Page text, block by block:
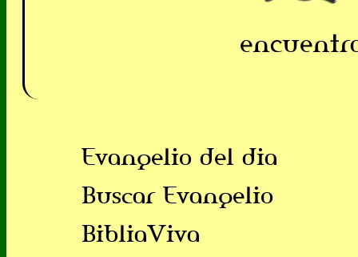
Evangelio del dia
Buscar Evangelio
BibliaViva